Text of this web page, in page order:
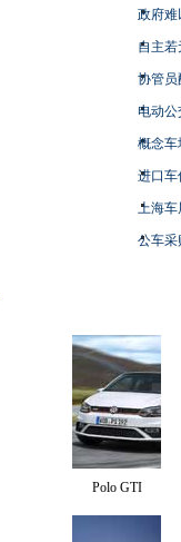
政府难
自主
协管员
电动
概念车
进口车
上海车
公车采
Polo GTI